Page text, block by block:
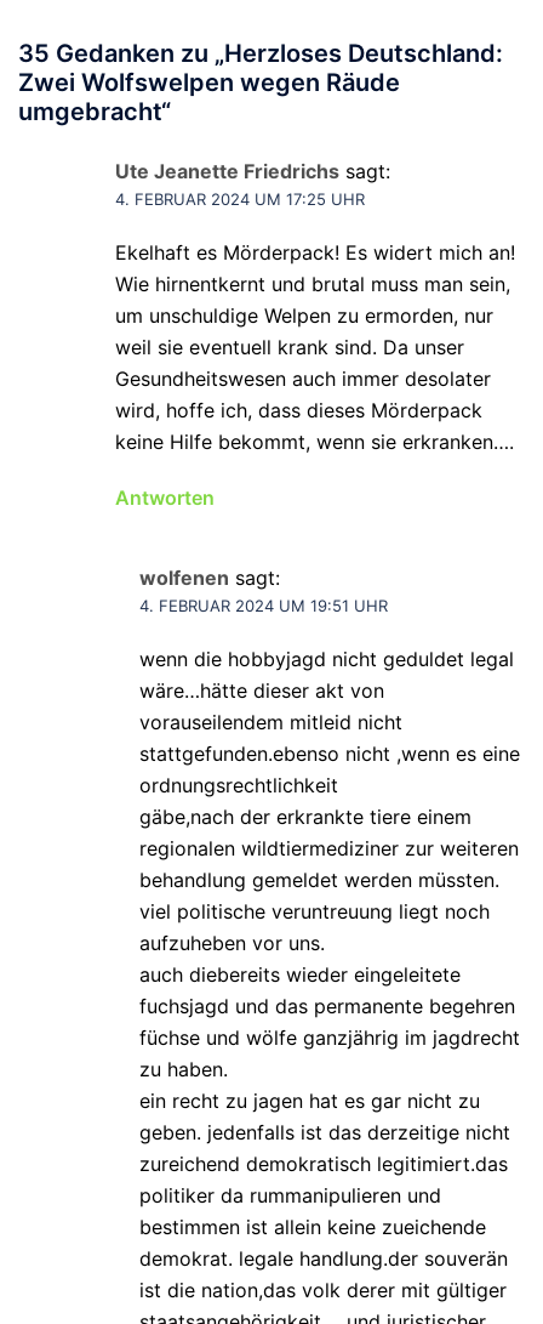
35 Gedanken zu „Herzloses Deutschland:
Zwei Wolfswelpen wegen Räude
umgebracht“
Ute Jeanette Friedrichs sagt:
4. FEBRUAR 2024 UM 17:25 UHR
Ekelhaft es Mörderpack! Es widert mich an!
Wie hirnentkernt und brutal muss man sein,
um unschuldige Welpen zu ermorden, nur
weil sie eventuell krank sind. Da unser
Gesundheitswesen auch immer desolater
wird, hoffe ich, dass dieses Mörderpack
keine Hilfe bekommt, wenn sie erkranken….
Antworten
wolfenen sagt:
4. FEBRUAR 2024 UM 19:51 UHR
wenn die hobbyjagd nicht geduldet legal
wäre…hätte dieser akt von
vorauseilendem mitleid nicht
stattgefunden.ebenso nicht ,wenn es eine
ordnungsrechtlichkeit
gäbe,nach der erkrankte tiere einem
regionalen wildtiermediziner zur weiteren
behandlung gemeldet werden müssten.
viel politische veruntreuung liegt noch
aufzuheben vor uns.
auch diebereits wieder eingeleitete
fuchsjagd und das permanente begehren
füchse und wölfe ganzjährig im jagdrecht
zu haben.
ein recht zu jagen hat es gar nicht zu
geben. jedenfalls ist das derzeitige nicht
zureichend demokratisch legitimiert.das
politiker da rummanipulieren und
bestimmen ist allein keine zueichende
demokrat. legale handlung.der souverän
ist die nation,das volk derer mit gültiger